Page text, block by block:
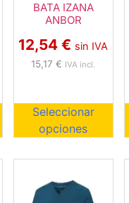
BATA IZANA
ANBOR
12,54€ sin IVA
15,17€ IVA incl.
Seleccionar
opciones